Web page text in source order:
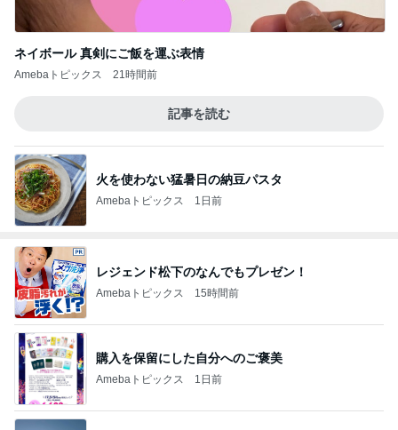
ネイボール 真剣にご飯を運ぶ表情
Amebaトピックス 21時間前
記事を読む
火を使わない猛暑日の納豆パスタ
Amebaトピックス 1日前
レジェンド松下のなんでもプレゼン！
Amebaトピックス 15時間前
購入を保留にした自分へのご褒美
Amebaトピックス 1日前